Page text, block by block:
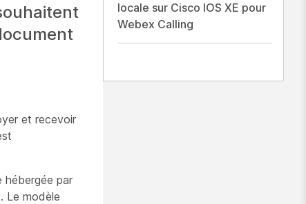
et recevoir
hébergée par
Le modèle
locale sur Cisco IOS XE pour
Webex Calling